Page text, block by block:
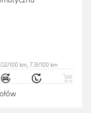
100 km, 7.3l/100 km